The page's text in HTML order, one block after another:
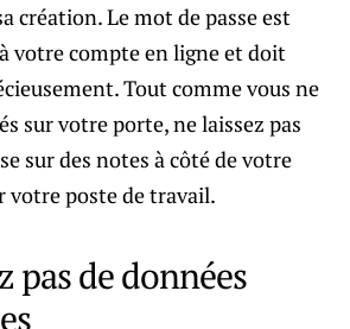
création. Le mot de passe est
votre compte en ligne et doit
Tout comme vous ne
sur votre porte, ne laissez pas
sur des notes à côté de votre
votre poste de travail.
pas de données